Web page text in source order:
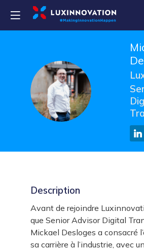
MD
Description
Avant de rejoindre
que Senior Advisor Digital
Mickael Desloges a consacré
sa carrière à l’industrie, avec